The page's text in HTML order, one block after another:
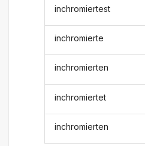
inchromiertest
inchromierte
inchromierten
inchromiertet
inchromierten